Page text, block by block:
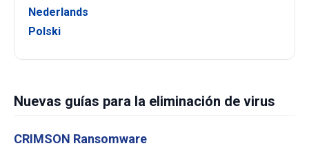
Nederlands
Polski
Nuevas guías para la eliminación de virus
CRIMSON Ransomware